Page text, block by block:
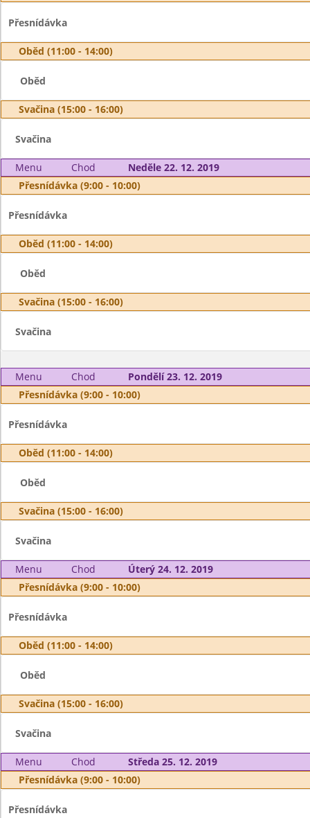
Přesnídávka
Oběd (11:00 - 14:00)
Oběd
Svačina (15:00 - 16:00)
Svačina
Menu Chod
Neděle 22. 12. 2019
Přesnídávka (9:00 - 10:00)
Přesnídávka
Oběd (11:00 - 14:00)
Oběd
Svačina (15:00 - 16:00)
Svačina
Menu Chod
Pondělí 23. 12. 2019
Přesnídávka (9:00 - 10:00)
Přesnídávka
Oběd (11:00 - 14:00)
Oběd
Svačina (15:00 - 16:00)
Svačina
Menu Chod
Úterý 24. 12. 2019
Přesnídávka (9:00 - 10:00)
Přesnídávka
Oběd (11:00 - 14:00)
Oběd
Svačina (15:00 - 16:00)
Svačina
Menu Chod
Středa 25. 12. 2019
Přesnídávka (9:00 - 10:00)
Přesnídávka